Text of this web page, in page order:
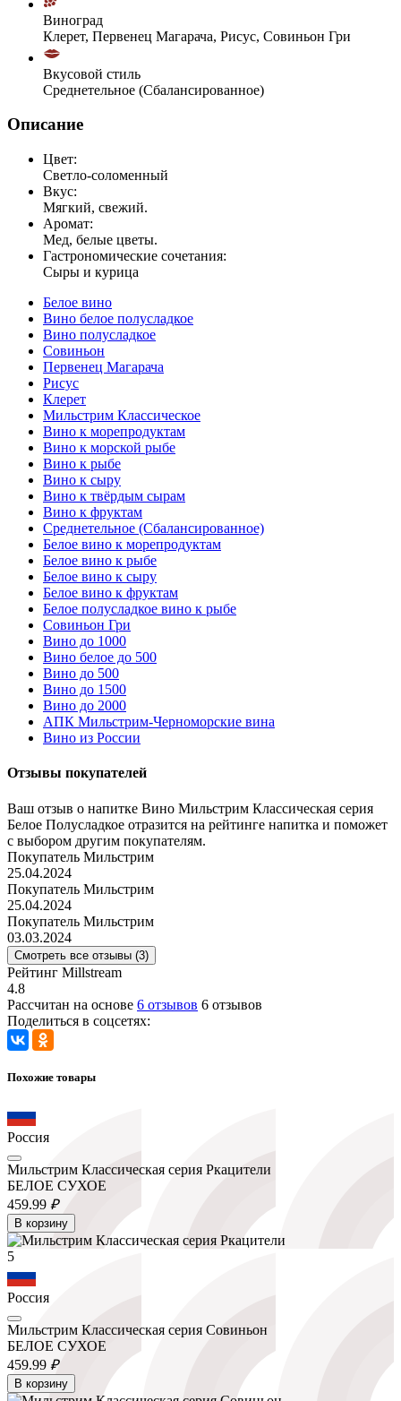
Виноград
Клерет, Первенец Магарача, Рисус, Совиньон Гри
Вкусовой стиль
Среднетельное (Сбалансированное)
Описание
Цвет:
Светло-соломенный
Вкус:
Мягкий, свежий.
Аромат:
Мед, белые цветы.
Гастрономические сочетания:
Сыры и курица
Белое вино
Вино белое полусладкое
Вино полусладкое
Совиньон
Первенец Магарача
Рисус
Клерет
Мильстрим Классическое
Вино к морепродуктам
Вино к морской рыбе
Вино к рыбе
Вино к сыру
Вино к твёрдым сырам
Вино к фруктам
Среднетельное (Сбалансированное)
Белое вино к морепродуктам
Белое вино к рыбе
Белое вино к сыру
Белое вино к фруктам
Белое полусладкое вино к рыбе
Совиньон Гри
Вино до 1000
Вино белое до 500
Вино до 500
Вино до 1500
Вино до 2000
АПК Мильстрим-Черноморские вина
Вино из России
Отзывы покупателей
Ваш отзыв о напитке Вино Мильстрим Классическая серия
Белое Полусладкое отразится на рейтинге напитка и поможет
с выбором другим покупателям.
Покупатель Мильстрим
25.04.2024
Покупатель Мильстрим
25.04.2024
Покупатель Мильстрим
03.03.2024
Смотреть все отзывы (3)
Рейтинг Millstream
4.8
Рассчитан на основе 6 отзывов 6 отзывов
Поделиться в соцсетях:
Похожие товары
Россия
Мильстрим Классическая серия Ркацители
БЕЛОЕ СУХОЕ
459.99 ₽
В корзину
5
Россия
Мильстрим Классическая серия Совиньон
БЕЛОЕ СУХОЕ
459.99 ₽
В корзину